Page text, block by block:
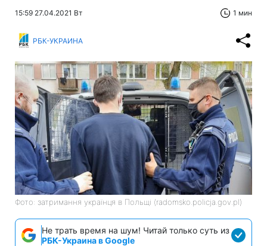
15:59 27.04.2021 Вт 1 мин
РБК-УКРАИНА
Фото: затримання українця в Польщі (radomsko.policja.gov.pl)
Не трать время на шум! Читай только суть из
РБК-Украина в Google